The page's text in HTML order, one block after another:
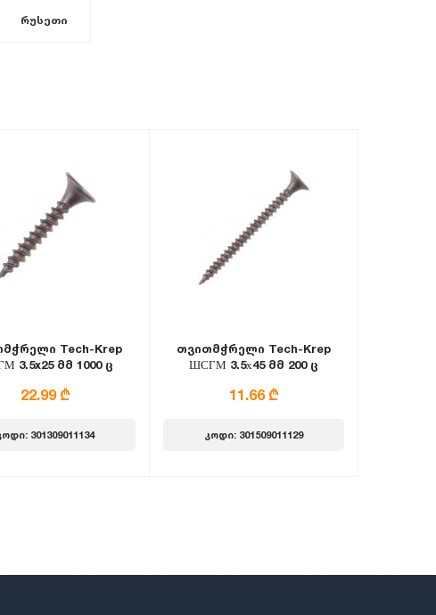
რუსეთი
Tech-Krep
3.5x25 მმ 1000 ც
22.99 ₾
301309011134
თვითმჭრელი Tech-Krep
ШСГМ 3.5х45 მმ 200 ც
11.66 ₾
კოდი: 301509011129